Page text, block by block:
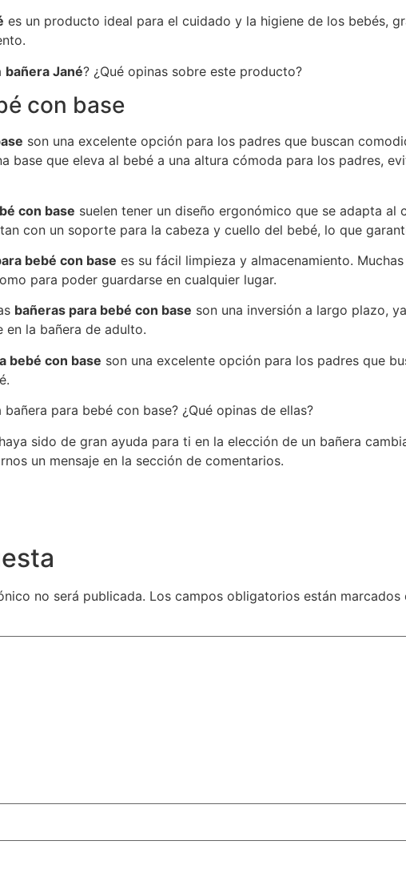
es un producto ideal para el cuidado y la higiene de los bebés,
bañera Jané? ¿Qué opinas sobre este producto?
con base
son una excelente opción para los padres que buscan
base que eleva al bebé a una altura cómoda para los padres,
con base suelen tener un diseño ergonómico que se adapta
con un soporte para la cabeza y cuello del bebé, lo que
bebé con base es su fácil limpieza y almacenamiento.
para poder guardarse en cualquier lugar.
bañeras para bebé con base son una inversión a largo plazo,
en la bañera de adulto.
bebé con base son una excelente opción para los padres que
para bebé con base? ¿Qué opinas de ellas?
sido de gran ayuda para ti en la elección de un bañera
un mensaje en la sección de comentarios.
no será publicada. Los campos obligatorios están marcados